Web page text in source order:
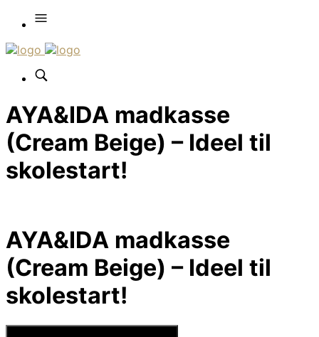
AYA&IDA madkasse
(Cream Beige) – Ideel til
skolestart!
AYA&IDA madkasse
(Cream Beige) – Ideel til
skolestart!